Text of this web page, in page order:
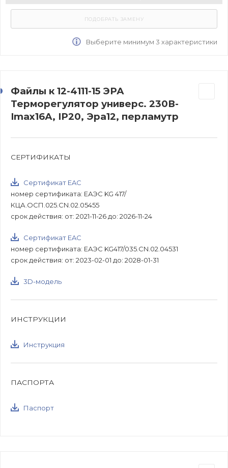
Выберите минимум 3 характеристики
Файлы к 12-4111-15 ЭРА
Терморегулятор универс. 230В-
Imax16А, IP20, Эра12, перламутр
СЕРТИФИКАТЫ
Сертификат EAC
номер сертификата: ЕАЭС KG 417/
КЦА.ОСП.025.CN.02.05455
срок действия: от: 2021-11-26 до: 2026-11-24
Сертификат EAC
номер сертификата: ЕАЭС KG417/035.CN.02.04531
срок действия: от: 2023-02-01 до: 2028-01-31
3D-модель
ИНСТРУКЦИИ
Инструкция
ПАСПОРТА
Паспорт